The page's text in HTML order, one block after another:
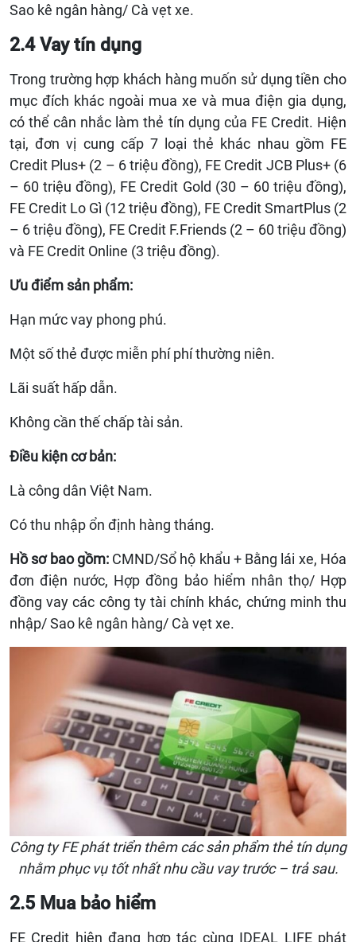
Sao kê ngân hàng/ Cà vẹt xe.
2.4 Vay tín dụng
Trong trường hợp khách hàng muốn sử dụng tiền cho
mục đích khác ngoài mua xe và mua điện gia dụng,
có thể cân nhắc làm thẻ tín dụng của FE Credit. Hiện
tại, đơn vị cung cấp 7 loại thẻ khác nhau gồm FE
Credit Plus+ (2 – 6 triệu đồng), FE Credit JCB Plus+ (6
– 60 triệu đồng), FE Credit Gold (30 – 60 triệu đồng),
FE Credit Lo Gì (12 triệu đồng), FE Credit SmartPlus (2
– 6 triệu đồng), FE Credit F.Friends (2 – 60 triệu đồng)
và FE Credit Online (3 triệu đồng).
Ưu điểm sản phẩm:
Hạn mức vay phong phú.
Một số thẻ được miễn phí phí thường niên.
Lãi suất hấp dẫn.
Không cần thế chấp tài sản.
Điều kiện cơ bản:
Là công dân Việt Nam.
Có thu nhập ổn định hàng tháng.
Hồ sơ bao gồm: CMND/Sổ hộ khẩu + Bằng lái xe, Hóa
đơn điện nước, Hợp đồng bảo hiểm nhân thọ/ Hợp
đồng vay các công ty tài chính khác, chứng minh thu
nhập/ Sao kê ngân hàng/ Cà vẹt xe.
Công ty FE phát triển thêm các sản phẩm thẻ tín dụng
nhằm phục vụ tốt nhất nhu cầu vay trước – trả sau.
2.5 Mua bảo hiểm
FE Credit hiện đang hợp tác cùng IDEAL LIFE phát